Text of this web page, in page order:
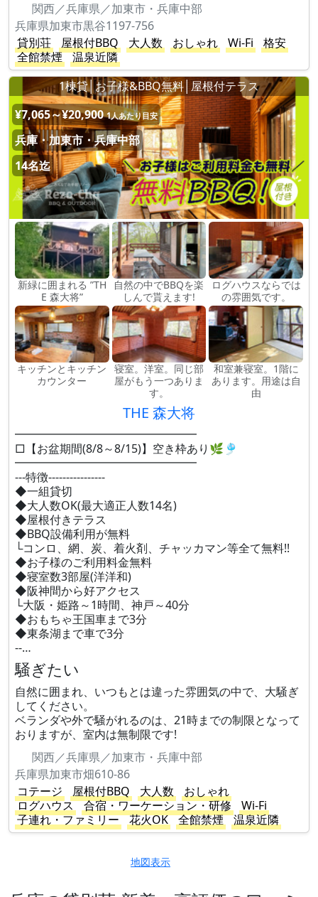
関西／兵庫県／加東市・兵庫中部
兵庫県加東市黒谷1197-756
貸別荘
屋根付BBQ 大人数 おしゃれ Wi-Fi
格安
全館禁煙
温泉近隣
1棟貸│お子様&BBQ無料│屋根付テラス
¥7,065～¥20,900 1人あたり目安
兵庫・加東市・兵庫中部
14名迄
新緑に囲まれる ”TH
E 森大将”
自然の中でBBQを楽
しんで貰えます!
ログハウスならでは
の雰囲気です。
キッチンとキッチン
カウンター
寝室。洋室。同じ部
屋がもう一つありま
す。
和室兼寝室。1階に
あります。用途は自
由
THE 森大将
━━━━━━━━━━━━━━━━
□【お盆期間(8/8～8/15)】空き枠あり🌿🎐
━━━━━━━━━━━━━━━━
---特徴----------------
◆一組貸切
◆大人数OK(最大適正人数14名)
◆屋根付きテラス
◆BBQ設備利用が無料
└コンロ、網、炭、着火剤、チャッカマン等全て無料!!
◆お子様のご利用料金無料
◆寝室数3部屋(洋洋和)
◆阪神間から好アクセス
└大阪・姫路～1時間、神戸～40分
◆おもちゃ王国車まで3分
◆東条湖まで車で3分
--…
騒ぎたい
自然に囲まれ、いつもとは違った雰囲気の中で、大騒ぎ
してください。
ベランダや外で騒がれるのは、21時までの制限となって
おりますが、室内は無制限です!
関西／兵庫県／加東市・兵庫中部
兵庫県加東市畑610-86
コテージ
屋根付BBQ 大人数
おしゃれ
ログハウス
合宿・ワーケーション・研修
Wi-Fi
子連れ・ファミリー
花火OK 全館禁煙 温泉近隣
地図表示